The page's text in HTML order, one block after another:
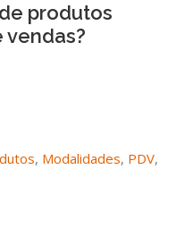
produtos
vendas?
, Modalidades, PDV,